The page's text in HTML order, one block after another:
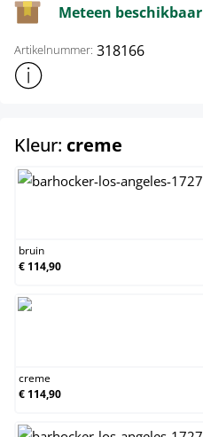
Meteen beschikbaar
Artikelnummer: 318166
Toon meer productinformatie
Kleur: creme
bruin
€ 114,90
creme
€ 114,90